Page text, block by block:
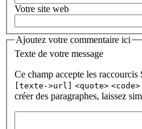
Votre site web
Ajoutez votre commentaire ici
Texte de votre message
Ce champ accepte les raccourcis
[texte->url]
<quote> <code>
créer des paragraphes, laissez